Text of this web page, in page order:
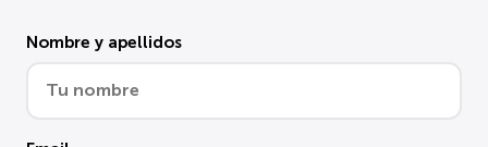
Nombre y apellidos